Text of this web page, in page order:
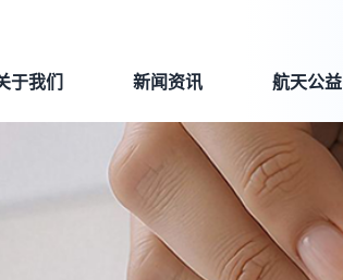
于我们 新闻资讯 航天公益